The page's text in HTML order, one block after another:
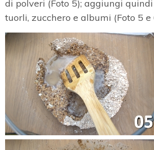
di polveri (Foto 5); aggiungi
tuorli, zucchero e albumi (Foto 5 e